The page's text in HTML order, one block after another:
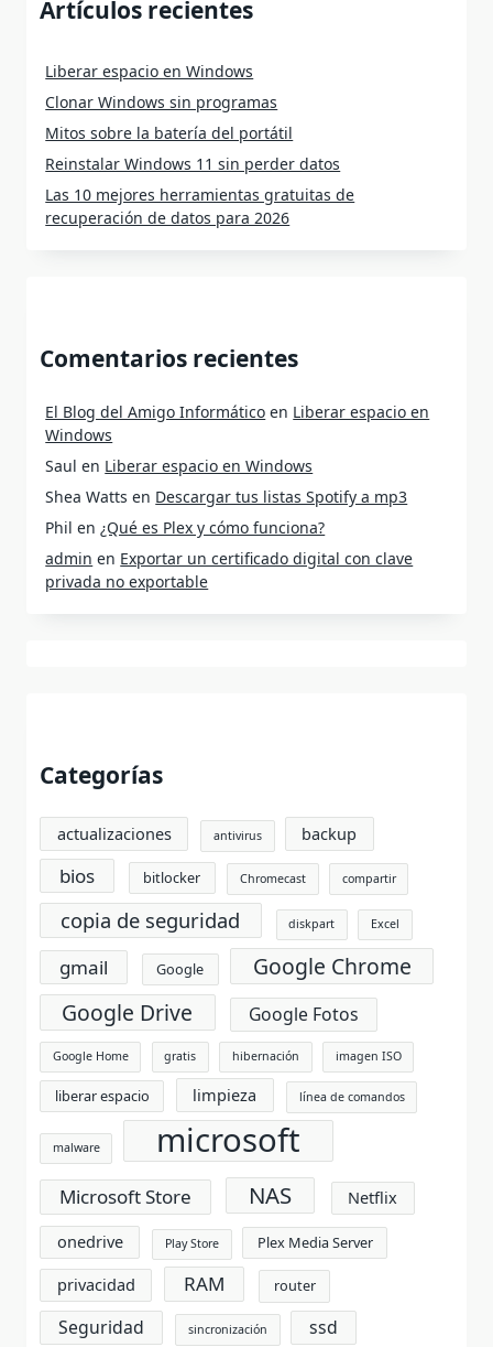
Artículos recientes
Liberar espacio en Windows
Clonar Windows sin programas
Mitos sobre la batería del portátil
Reinstalar Windows 11 sin perder datos
Las 10 mejores herramientas gratuitas de
recuperación de datos para 2026
Comentarios recientes
El Blog del Amigo Informático en Liberar espacio en
Windows
Saul en Liberar espacio en Windows
Shea Watts en Descargar tus listas Spotify a mp3
Phil en¿Qué es Plex y cómo funciona?
admin en Exportar un certificado digital con clave
privada no exportable
Categorías
actualizaciones antivirus backup
bios bitlocker Chromecast compartir
copia de seguridad diskpart Excel
gmail Google
Google Chrome
Google Drive
Google Fotos
Google Home gratis hibernación imagen ISO
liberar espacio limpieza línea de comandos
malware microsoft
Microsoft Store NAS
Netflix
onedrive
Play Store Plex Media Server
privacidad RAM router
Seguridad sincronización ssd